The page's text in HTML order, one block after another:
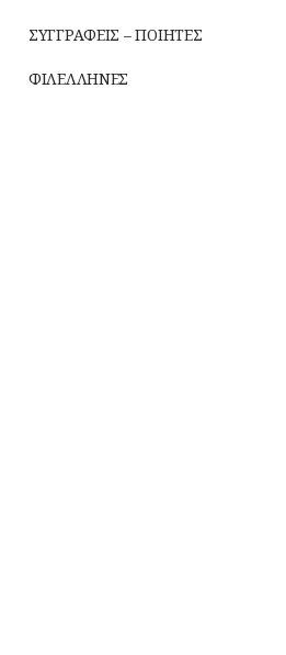
ΣΥΓΓΡΑΦΕΙΣ – ΠΟΙΗΤΕΣ
ΦΙΛΕΛΛΗΝΕΣ